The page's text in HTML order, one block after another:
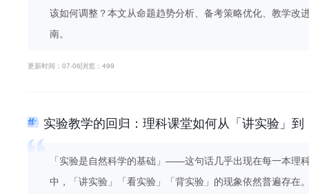
该如何调整？本文从命题趋势分析、备考策略优化、教学改
南。
更新时间：07-06浏览：499
实验教学的回归：理科课堂如何从「讲实验」到
「实验是自然科学的基础」——这句话几乎出现在每一本理
中，「讲实验」「看实验」「背实验」的现象依然普遍存在